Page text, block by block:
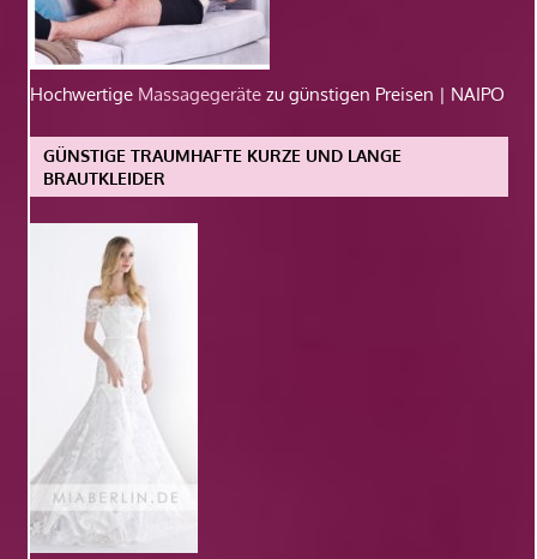
Hochwertige Massagegeräte zu günstigen Preisen | NAIPO
GÜNSTIGE TRAUMHAFTE KURZE UND LANGE
BRAUTKLEIDER